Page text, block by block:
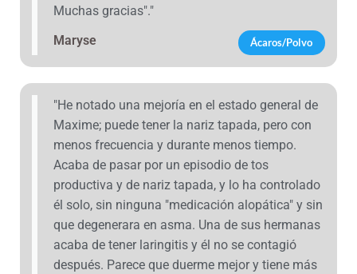
Muchas gracias"."
Maryse
Ácaros/Polvo
"He notado una mejoría en el estado general de
Maxime; puede tener la nariz tapada, pero con
menos frecuencia y durante menos tiempo.
Acaba de pasar por un episodio de tos
productiva y de nariz tapada, y lo ha controlado
él solo, sin ninguna "medicación alopática" y sin
que degenerara en asma. Una de sus hermanas
acaba de tener laringitis y él no se contagió
después. Parece que duerme mejor y tiene más